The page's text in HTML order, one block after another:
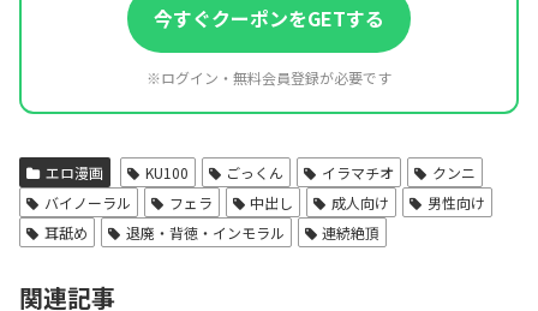
今すぐクーポンをGETする
※ログイン・無料会員登録が必要です
エロ漫画 KU100 ごっくん イラマチオ
クンニ
バイノーラル
フェラ 中出し 成人向け
男性向け
耳舐め
退廃・背徳・インモラル 連続絶頂
関連記事